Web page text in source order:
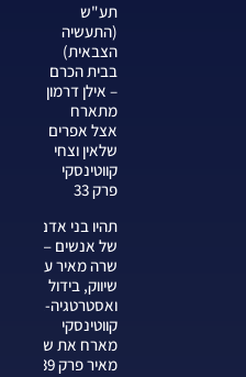
תע"ש
(התעשיה
הצבאית)
בבית הכרם
– אילן דרמון
מתארח
אצל אפרים
שלאין וצחי
קווטינסקי
פרק 33
תהיו בני אדם
של אנשים —
שרה מאיר על
שיווק, בידול
ואסטרטגיה-צחי
קווטינסקי
מארח את שרה
מאיר פרק 339